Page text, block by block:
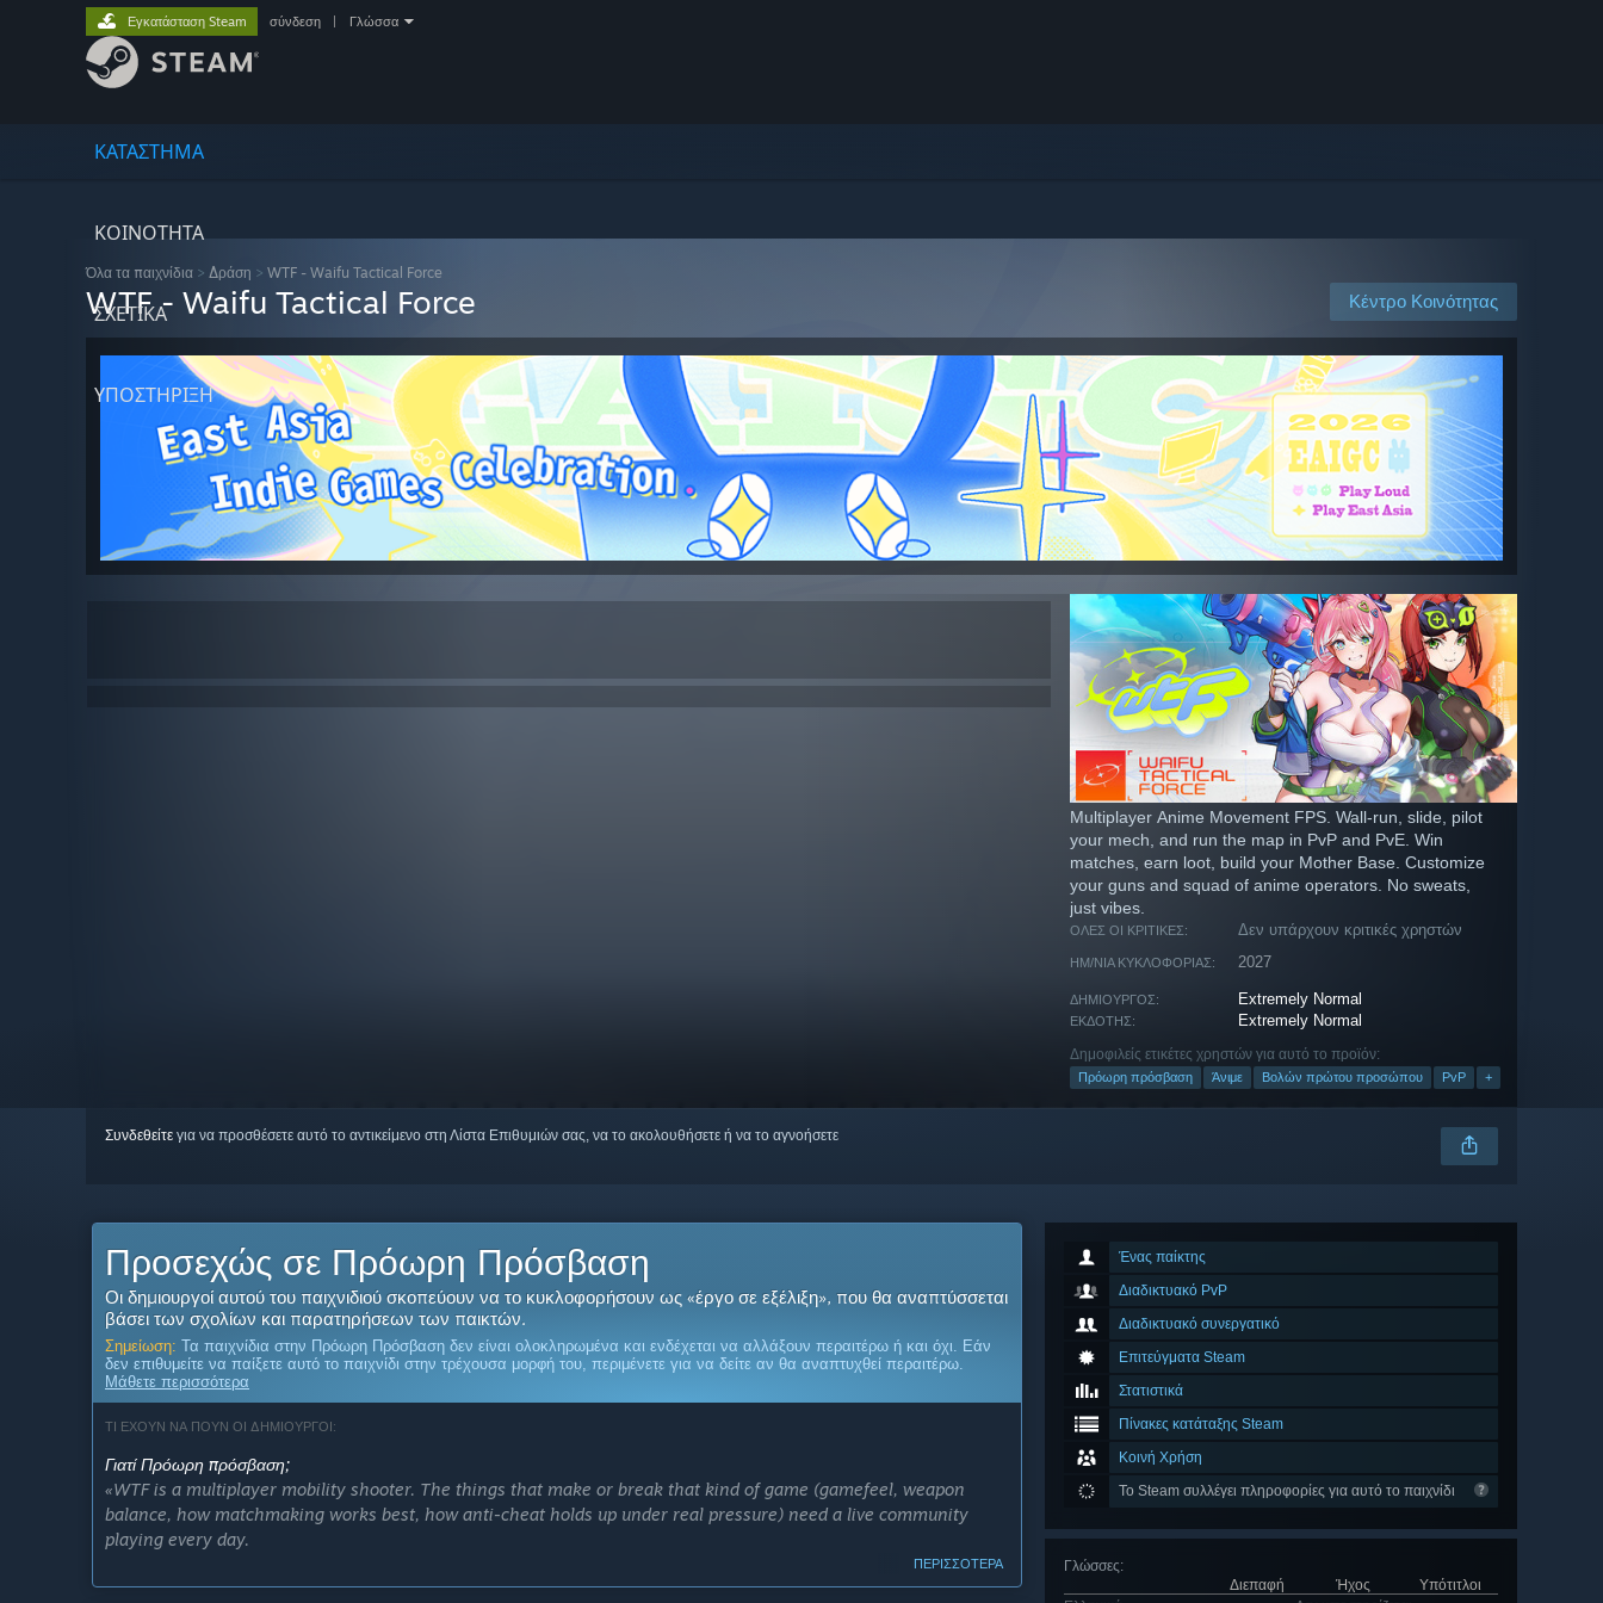
ΚΑΤΑΣΤΗΜΑ
ΚΟΙΝΟΤΗΤΑ
ΣΧΕΤΙΚΆ
ΥΠΟΣΤΗΡΙΞΗ
Εγκατάσταση Steam σύνδεση Γλώσσα
Όλα τα παιχνίδια > Δράση > WTF - Waifu Tactical Force
Κέντρο Κοινότητας
WTF - Waifu Tactical Force
Multiplayer Anime Movement FPS. Wall-run, slide, pilot
your mech, and run the map in PvP and PvE. Win
matches, earn loot, build your Mother Base. Customize
your guns and squad of anime operators. No sweats,
just vibes.
ΌΛΕΣ ΟΙ ΚΡΙΤΙΚΈΣ: Δεν υπάρχουν κριτικές χρηστών
ΗΜ/ΝΊΑ ΚΥΚΛΟΦΟΡΊΑΣ: 2027
ΔΗΜΙΟΥΡΓΌΣ: Extremely Normal
ΕΚΔΌΤΗΣ: Extremely Normal
Δημοφιλείς ετικέτες χρηστών για αυτό το προϊόν:
Πρόωρη πρόσβαση Άνιμε Βολών πρώτου προσώπου PvP +
Συνδεθείτε για να προσθέσετε αυτό το αντικείμενο στη Λίστα Επιθυμιών σας, να το ακολουθήσετε ή να το αγνοήσετε
Ένας παίκτης
Διαδικτυακό PvP
Διαδικτυακό συνεργατικό
Επιτεύγματα Steam
Στατιστικά
Πίνακες κατάταξης Steam
Κοινή Χρήση
Το Steam συλλέγει πληροφορίες για αυτό το παιχνίδι
Γλώσσες:
Διεπαφή
Ήχος
Υπότιτλοι
Προσεχώς σε Πρόωρη Πρόσβαση
Οι δημιουργοί αυτού του παιχνιδιού σκοπεύουν να το κυκλοφορήσουν ως «έργο σε εξέλιξη», που θα αναπτύσσεται
βάσει των σχολίων και παρατηρήσεων των παικτών.
Σημείωση: Τα παιχνίδια στην Πρόωρη Πρόσβαση δεν είναι ολοκληρωμένα και ενδέχεται να αλλάξουν περαιτέρω ή και όχι. Εάν
δεν επιθυμείτε να παίξετε αυτό το παιχνίδι στην τρέχουσα μορφή του, περιμένετε για να δείτε αν θα αναπτυχθεί περαιτέρω.
Μάθετε περισσότερα
ΤΙ ΕΧΟΥΝ ΝΑ ΠΟΥΝ ΟΙ ΔΗΜΙΟΥΡΓΟΙ:
Γιατί Πρόωρη πρόσβαση;
«WTF is a multiplayer mobility shooter. The things that make or break that kind of game (gamefeel, weapon
balance, how matchmaking works best, how anti-cheat holds up under real pressure) need a live community
playing every day.
We are going Early Access because we would rather build the final version of WTF with our community than ship
ΠΕΡΙΣΣΌΤΕΡΑ